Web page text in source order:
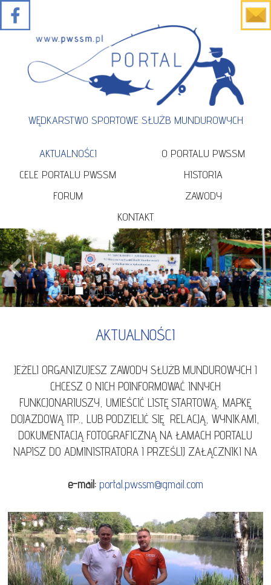
WĘDKARSTWO SPORTOWE SŁUŻB MUNDUROWYCH
AKTUALNOŚCI
O PORTALU PWSSM
CELE PORTALU PWSSM
HISTORIA
FORUM
ZAWODY
KONTAKT
Previous Next
1 3 4
AKTUALNOŚCI
JEŻELI ORGANIZUJESZ ZAWODY SŁUŻB MUNDUROWYCH I
CHCESZ O NICH POINFORMOWAĆ INNYCH
FUNKCJONARIUSZY, UMIEŚCIĆ LISTĘ STARTOWĄ, MAPKĘ
DOJAZDOWĄ ITP., LUB PODZIELIĆ SIĘ RELACJĄ, WYNIKAMI,
DOKUMENTACJĄ FOTOGRAFICZNĄ NA ŁAMACH PORTALU
NAPISZ DO ADMINISTRATORA I PRZEŚLIJ ZAŁĄCZNIKI NA
e-mail: portal.pwssm@gmail.com